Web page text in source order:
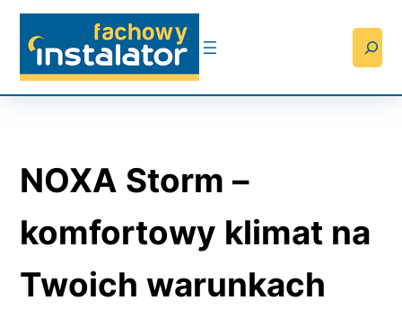
Przejdź
treści
NOXA Storm –
komfortowy klimat na
Twoich warunkach